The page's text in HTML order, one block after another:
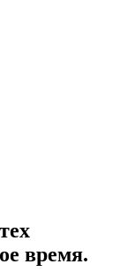
время.